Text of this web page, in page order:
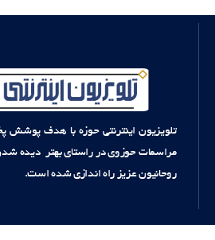
تلویزیون اینترنتی حوزه با هدف پوشش
مراسمات حوزوی در راستای بهتر دیده شدن
روحانیون عزیز راه اندازی شده است.